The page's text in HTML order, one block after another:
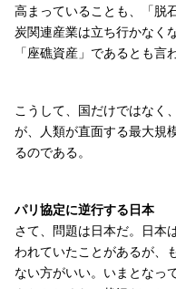
高まっていることも、「脱
炭関連産業は立ち行かなく
「座礁資産」であるとも言
こうして、国だけではなく
が、人類が直面する最大規
るのである。
パリ協定に逆行する日本
さて、問題は日本だ。日本
われていたことがあるが、
ない方がいい。いまとなっ